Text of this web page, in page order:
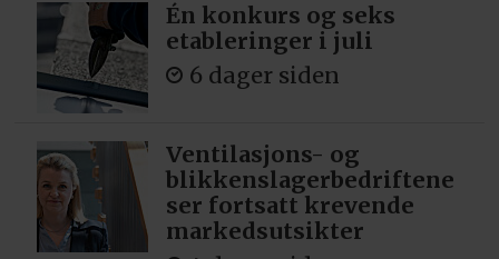
Én konkurs og seks
etableringer i juli
6 dager siden
Ventilasjons- og
blikkenslagerbedriftene
ser fortsatt krevende
markedsutsikter